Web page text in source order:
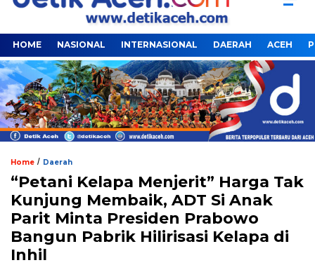
HOME NASIONAL INTERNASIONAL DAERAH ACEH
Home / Daerah
“Petani Kelapa Menjerit” Harga Tak
Kunjung Membaik, ADT Si Anak
Parit Minta Presiden Prabowo
Bangun Pabrik Hilirisasi Kelapa di
Inhil